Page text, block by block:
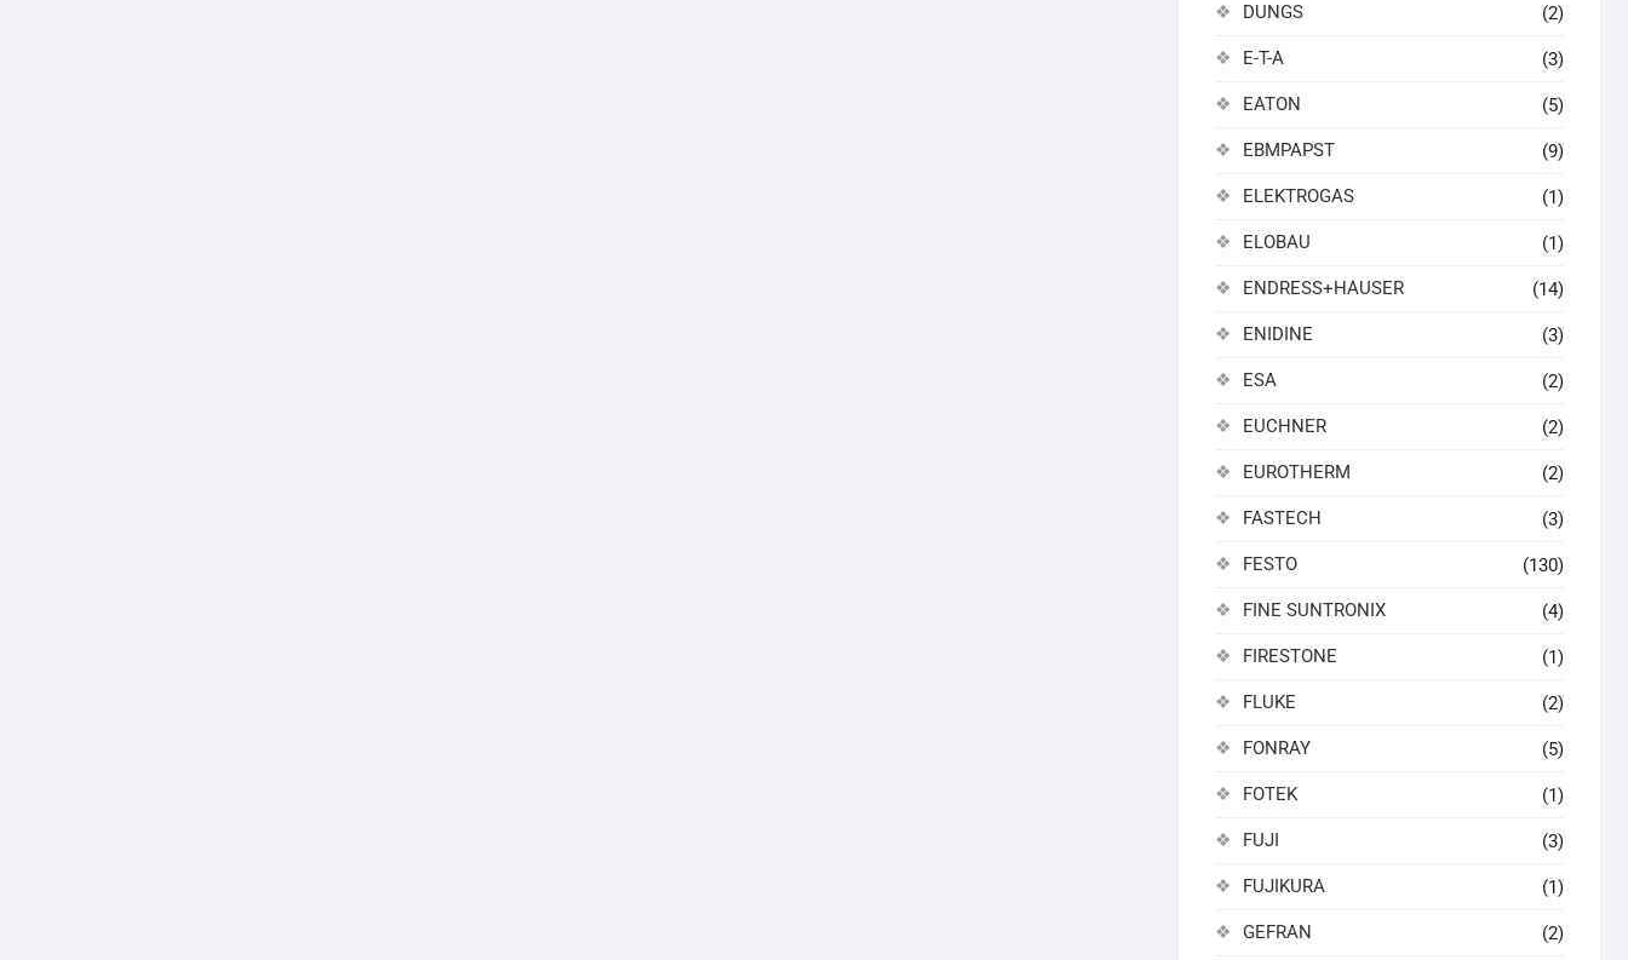
DUNGS (2)
E-T-A (3)
EATON (5)
EBMPAPST (9)
ELEKTROGAS (1)
ELOBAU (1)
ENDRESS+HAUSER (14)
ENIDINE (3)
ESA (2)
EUCHNER (2)
EUROTHERM (2)
FASTECH (3)
FESTO (130)
FINE SUNTRONIX (4)
FIRESTONE (1)
FLUKE (2)
FONRAY (5)
FOTEK (1)
FUJI (3)
FUJIKURA (1)
GEFRAN (2)